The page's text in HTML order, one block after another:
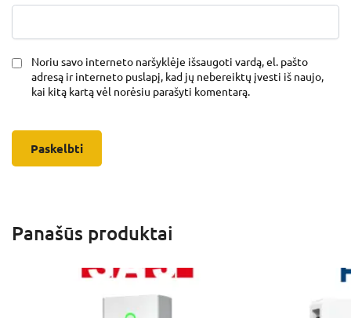
Noriu savo interneto naršyklėje išsaugoti vardą, el. pašto
adresą ir interneto puslapį, kad jų nebereiktų įvesti iš naujo,
kai kitą kartą vėl norėsiu parašyti komentarą.
Panašūs produktai